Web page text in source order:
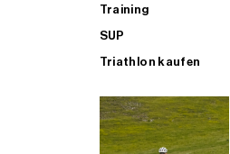
Training
SUP
Triathlon kaufen